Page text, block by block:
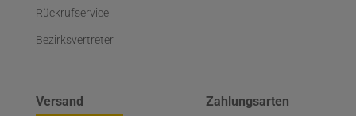
Rückrufservice
Bezirksvertreter
Versand Zahlungsarten